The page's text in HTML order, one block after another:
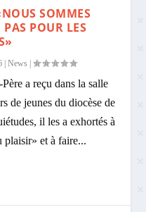
SOMMES
POUR LES
|News |
a reçu dans la salle
de jeunes du diocèse de
il les a exhortés à
plaisir» et à faire...